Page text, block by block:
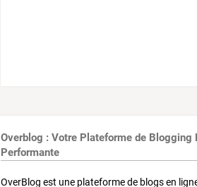
Overblog : Votre Plateforme de Blogging
Performante
OverBlog est une plateforme de blogs en